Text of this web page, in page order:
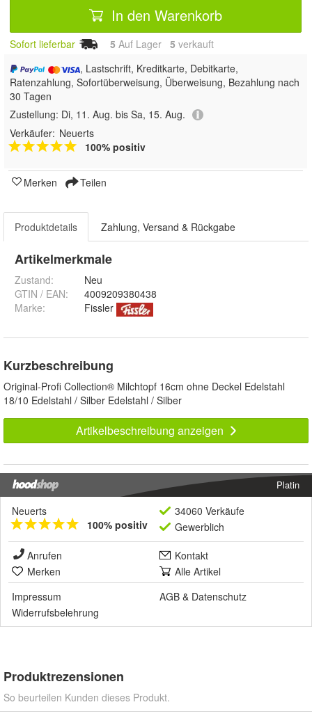
In den Warenkorb
Sofort lieferbar 5 Auf Lager 5 verkauft
, Lastschrift, Kreditkarte, Debitkarte,
Ratenzahlung, Sofortüberweisung, Überweisung, Bezahlung nach
30 Tagen
Zustellung: Di, 11. Aug. bis Sa, 15. Aug.
Verkäufer: Neuerts
100% positiv
Merken Teilen
Produktdetails Zahlung, Versand & Rückgabe
Artikelmerkmale
Zustand:
Neu
GTIN / EAN:
4009209380438
Marke:
Fissler
Kurzbeschreibung
Original-Profi Collection® Milchtopf 16cm ohne Deckel Edelstahl
18/10 Edelstahl / Silber Edelstahl / Silber
Artikelbeschreibung anzeigen
Platin
Neuerts
100% positiv
34060 Verkäufe
Gewerblich
Anrufen
Kontakt
Merken
Alle Artikel
Impressum
AGB & Datenschutz
Widerrufsbelehrung
Produktrezensionen
So beurteilen Kunden dieses Produkt.